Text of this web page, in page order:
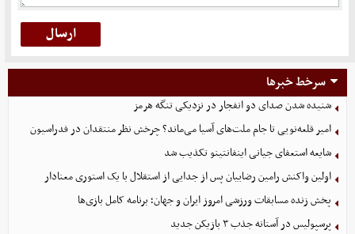
سرخط خبرها
شنیده شدن صدای دو انفجار در نزدیکی تنگه هرمز
امیر قلعه‌نویی تا جام ملت‌های آسیا می‌ماند؟ چرخش نظر منتقدان در فدراسیون
شایعه استعفای جیانی اینفانتینو تکذیب شد
اولین واکنش رامین رضاییان پس از جدایی از استقلال با یک استوری معنادار
پخش زنده مسابقات ورزشی امروز ایران و جهان؛ برنامه کامل بازی‌ها
پرسپولیس در آستانه جذب ۳ بازیکن جدید